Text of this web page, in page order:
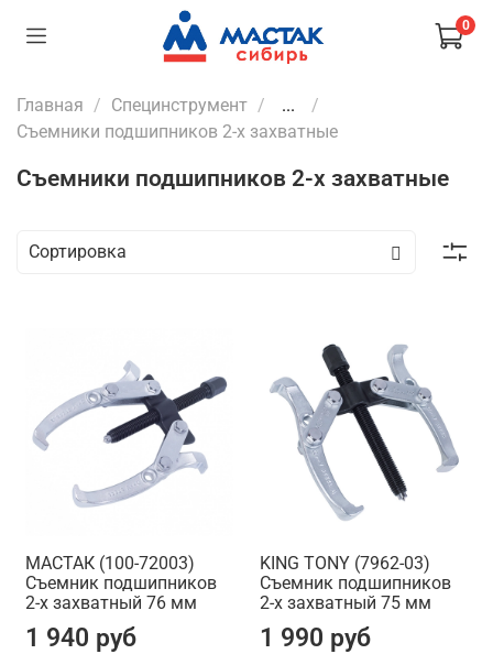
0
Главная Специнструмент
...
Съемники подшипников 2-х захватные
Съемники подшипников 2-х захватные
МАСТАК (100-72003)
Съемник подшипников
2-х захватный 76 мм
1 940 руб
KING TONY (7962-03)
Съемник подшипников
2-х захватный 75 мм
1 990 руб